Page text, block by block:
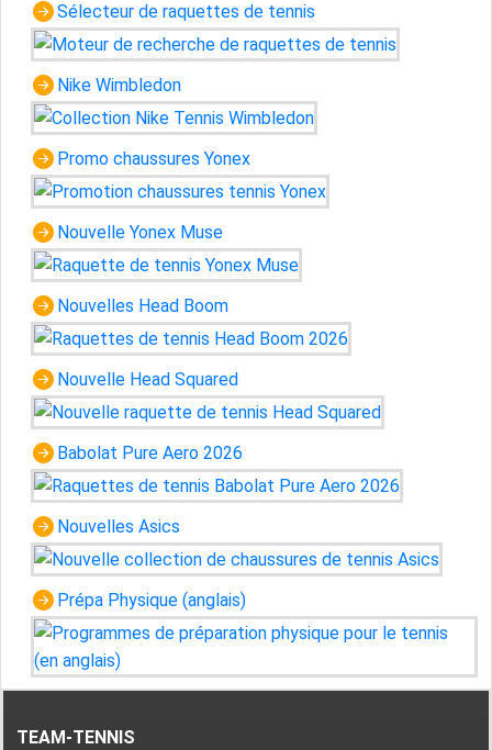
Sélecteur de raquettes de tennis
Nike Wimbledon
Promo chaussures Yonex
Nouvelle Yonex Muse
Nouvelles Head Boom
Nouvelle Head Squared
Babolat Pure Aero 2026
Nouvelles Asics
Prépa Physique (anglais)
TEAM-TENNIS